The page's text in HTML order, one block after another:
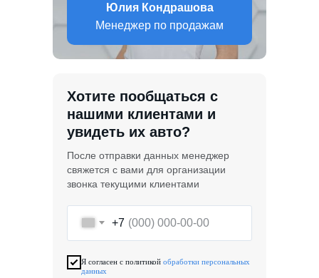
+7
Я согласен с политикой обработки персональных
данных
Хотите пообщаться с
нашими клиентами и
увидеть их авто?
После отправки данных менеджер
свяжется с вами для организации
звонка текущими клиентами
Юлия Кондрашова
Менеджер по продажам